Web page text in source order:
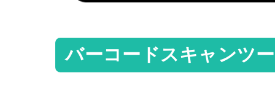
バーコードスキャンツ